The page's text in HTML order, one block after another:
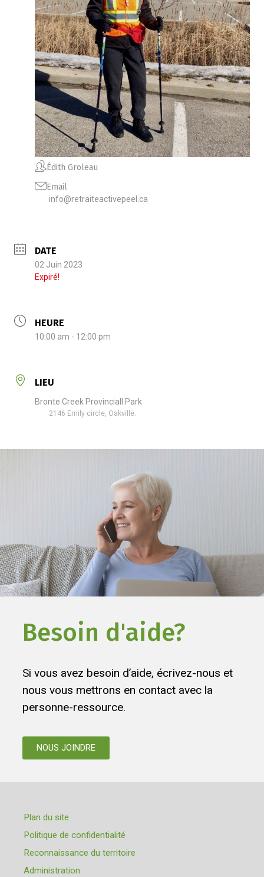
Édith Groleau
Email
info@retraiteactivepeel.ca
DATE
02 Juin 2023
Expiré!
HEURE
10:00 am - 12:00 pm
LIEU
Bronte Creek Provinciall Park
2146 Emily circle, Oakville.
Besoin d'aide?
Si vous avez besoin d’aide, écrivez-nous et
nous vous mettrons en contact avec la
personne-ressource.
NOUS JOINDRE
Plan du site
Politique de confidentialité
Reconnaissance du territoire
Administration